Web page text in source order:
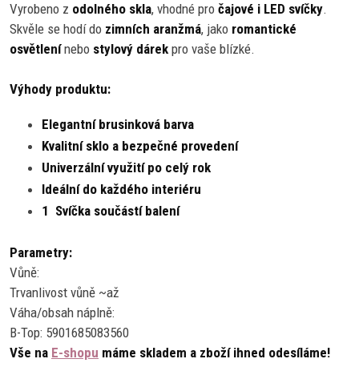
Vyrobeno z odolného skla, vhodné pro čajové i LED svíčky.
Skvěle se hodí do zimních aranžmá, jako romantické
osvětlenínebo stylový dárek pro vaše blízké.
Výhody produktu:
Elegantní brusinková barva
Kvalitní sklo a bezpečné provedení
Univerzální využití po celý rok
Ideální do každého interiéru
1 Svíčka součástí balení
Parametry:
Vůně:
Trvanlivost vůně ~až
Váha/obsah náplně:
B-Top: 5901685083560
Vše na E-shopu máme skladem a zboží ihned odesíláme!